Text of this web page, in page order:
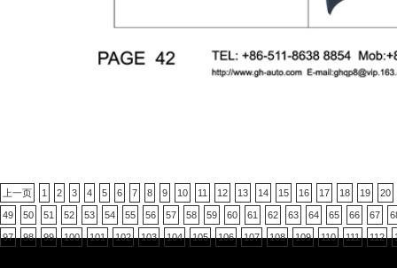
上一页 1 2 3 4 5 6 7 8 9 10 11 12 13 14 15 16 17 18 19 20
49 50 51 52 53 54 55 56 57 58 59 60 61 62 63 64 65 66 67
97 98 99 100 101 102 103 104 105 106 107 108 109 110 111 112